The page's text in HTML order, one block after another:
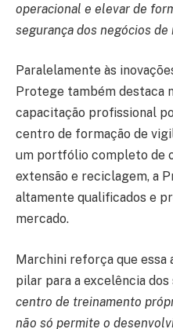
operacional e elevar de
segurança dos negócios
Paralelamente às
Protege também destaca
capacitação profissional
centro de formação de
um portfólio completo de
extensão e reciclagem, a
altamente qualificados e
mercado.
Marchini reforça que essa
pilar para a excelência dos
centro de treinamento
não só permite o